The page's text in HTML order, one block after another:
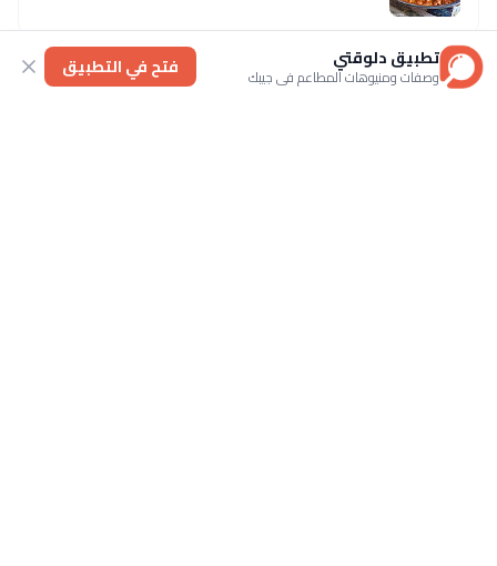
الوصفات الاكثر زيارة اليوم
تطبيق دلوقتي
وصفات ومنيوهات المطاعم في جيبك فتح في التطبيق